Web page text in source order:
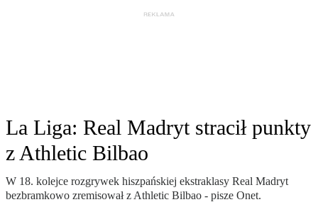
La Liga: Real Madryt stracił punkty
z Athletic Bilbao
W 18. kolejce rozgrywek hiszpańskiej ekstraklasy Real Madryt
bezbramkowo zremisował z Athletic Bilbao - pisze Onet.